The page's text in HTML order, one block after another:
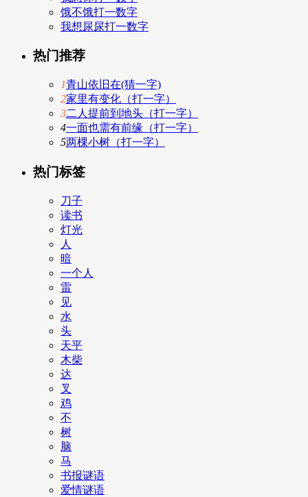
饿不饿打一数字
我想尿尿打一数字
热门推荐
1青山依旧在(猜一字)
2家里有变化（打一字）
3二人提前到地头（打一字）
4一面也需有前缘（打一字）
5两棵小树（打一字）
热门标签
刀子
读书
灯光
人
暗
一个人
雷
见
水
头
天平
木柴
达
叉
鸡
不
树
脑
马
书报谜语
爱情谜语